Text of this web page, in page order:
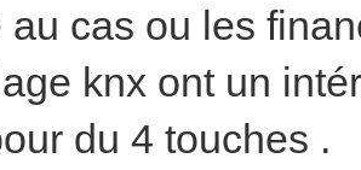
au cas ou les
knx ont un
du 4 touches .